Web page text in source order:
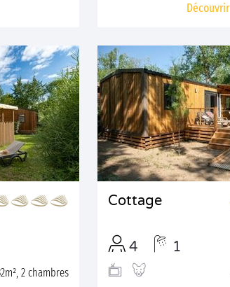
Découvrir
2 chambres
Cottage
4 1